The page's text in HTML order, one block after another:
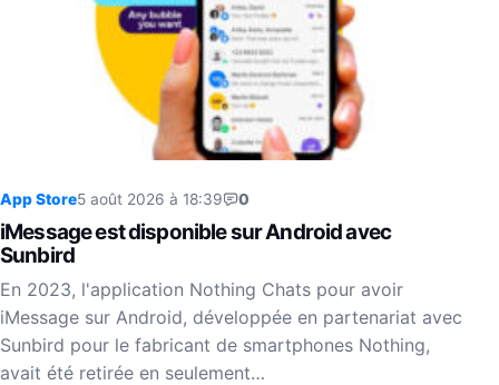
App Store5 août 2026 à 18:39 0
iMessage est disponible sur Android avec
Sunbird
En 2023, l'application Nothing Chats pour avoir
iMessage sur Android, développée en partenariat avec
Sunbird pour le fabricant de smartphones Nothing,
avait été retirée en seulement…